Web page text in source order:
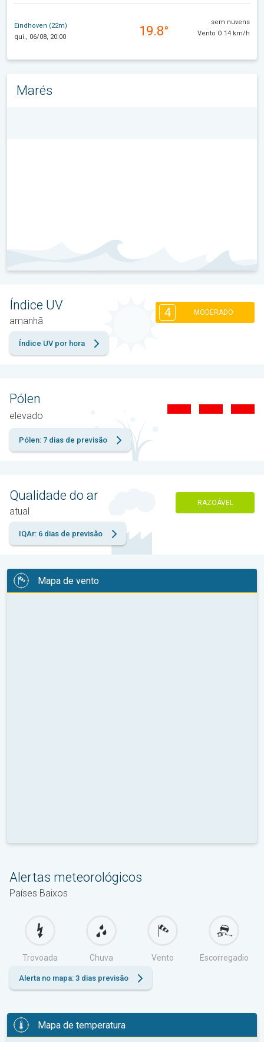
Eindhoven (22m)
qui., 06/08, 20:00
19.8°
sem nuvens
Vento O 14 km/h
Marés
Índice UV
amanhã
4 MODERADO
Índice UV por hora
Pólen
elevado
Pólen: 7 dias de previsão
Qualidade do ar
atual
RAZOÁVEL
IQAr: 6 dias de previsão
Mapa de vento
Alertas meteorológicos
Países Baixos
Trovoada Chuva Vento Escorregadio
Alerta no mapa: 3 dias previsão
Mapa de temperatura